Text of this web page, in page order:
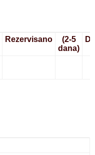
Rezervisano
(2-5
dana)